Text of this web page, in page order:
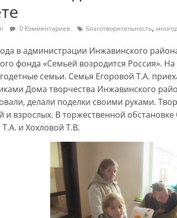
0 Комментариев благотворительность,
в администрации Инжавинского
фонда «Семьей возродится Россия».
семьи. Семья Егоровой Т.А.
Дома творчества Инжавинского
делали поделки своими руками.
и взрослых. В торжественной
и Хохловой Т.В.